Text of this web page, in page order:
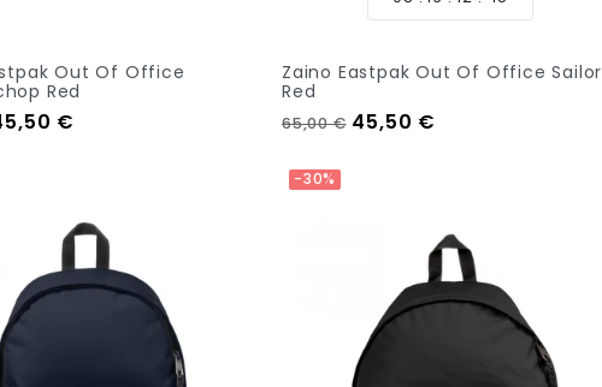
Out Of Office
Red
€
Zaino Eastpak Out Of Office Sailor
Red
Prezzo regolare
65,00 € Prezzo
45,50 €
-30%